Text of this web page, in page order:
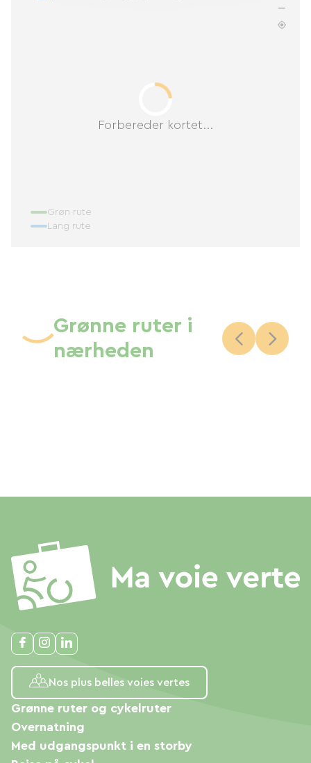
Forbereder kortet...
Grøn rute
Lang rute
Grønne ruter i
nærheden
Nos plus belles voies vertes
Grønne ruter og cykelruter
Overnatning
Med udgangspunkt i en storby